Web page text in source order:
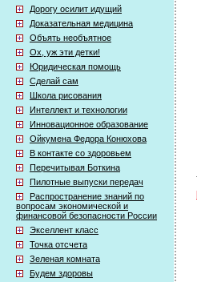
Дорогу осилит идущий
Доказательная медицина
Объять необъятное
Ох, уж эти детки!
Юридическая помощь
Сделай сам
Школа рисования
Интеллект и технологии
Инновационное образование
Ойкумена Федора Конюхова
В контакте со здоровьем
Перечитывая Боткина
Пилотные выпуски передач
Распространение знаний по
вопросам экономической и
финансовой безопасности России
Экселлент класс
Точка отсчета
Зеленая комната
Будем здоровы